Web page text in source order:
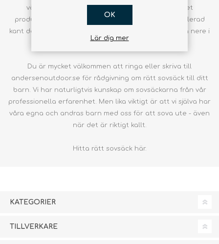
värdesaker inuti. Slutligen kan det också vara det
producenter ofta kallar en värmebar, som är en isolerad
kant de har sytt i övre brösthöjd, för att hålla värmen nere i
sovsäcken.
Du är mycket välkommen att ringa eller skriva till
andersenoutdoor.se för rådgivning om rätt sovsäck till ditt
barn. Vi har naturligtvis kunskap om sovsäckarna från vår
professionella erfarenhet. Men lika viktigt är att vi själva har
våra egna och andras barn med oss för att sova ute - även
när det är riktigt kallt.
Hitta rätt sovsäckhär.
KATEGORIER
TILLVERKARE
OK
Lär dig mer